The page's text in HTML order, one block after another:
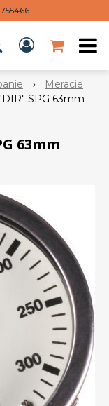
Meracie
SPG 63mm
63mm